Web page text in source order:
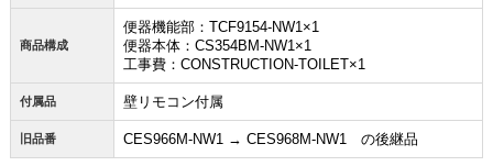
商品構成
便器機能部：TCF9154-NW1×1
便器本体：CS354BM-NW1×1
工事費：CONSTRUCTION-TOILET×1
付属品 壁リモコン付属
旧品番 CES966M-NW1 → CES968M-NW1 の後継品